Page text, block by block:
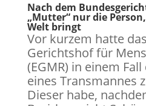
Nach dem
„Mutter“ nur die
Welt bringt
Vor kurzem hatte
Gerichtshof für
(EGMR) in einem
eines Transmannes
Dieser habe,